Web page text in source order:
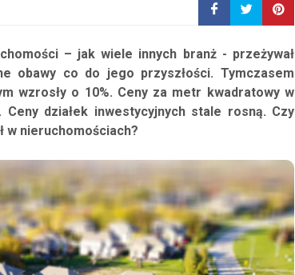
– jak wiele innych branż - przeżywał
obawy co do jego przyszłości. Tymczasem
wzrosły o 10%. Ceny za metr kwadratowy w
działek inwestycyjnych stale rosną. Czy
w nieruchomościach?